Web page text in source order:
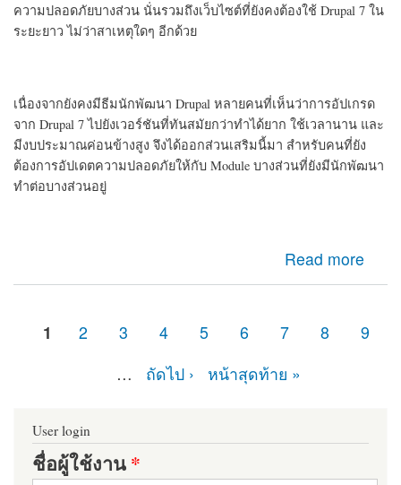
ความปลอดภัยบางส่วน นั่นรวมถึงเว็บไซต์ที่ยังคงต้องใช้ Drupal 7 ใน
ระยะยาว ไม่ว่าสาเหตุใดๆ อีกด้วย
เนื่องจากยังคงมีธีมนักพัฒนา Drupal หลายคนที่เห็นว่าการอัปเกรด
จาก Drupal 7 ไปยังเวอร์ชันที่ทันสมัยกว่าทำได้ยาก ใช้เวลานาน และ
มีงบประมาณค่อนข้างสูง จึงได้ออกส่วนเสริมนี้มา สำหรับคนที่ยัง
ต้องการอัปเดตความปลอดภัยให้กับ Module บางส่วนที่ยังมีนักพัฒนา
ทำต่อบางส่วนอยู่
Read more
about d7security client Module ที่ควรติดตั้ง หากเว็บไซต์
ของคุณยังคงเป็น Drupal 7 มายืดอายุความปลอดภัยให้
1 2 3 4 5 6 7 8
9
…
ถัดไป › หน้าสุดท้าย »
User login
ชื่อผู้ใช้งาน*